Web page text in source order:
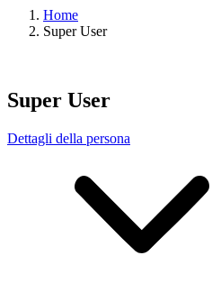
Home
Super User
Super User
Dettagli della persona